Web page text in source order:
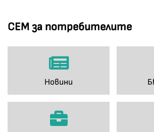
СЕМ за потребителите
Новини